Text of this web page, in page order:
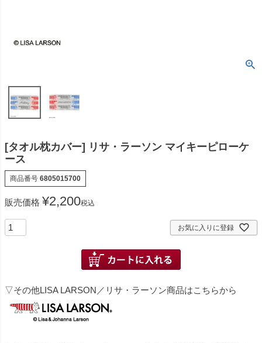
[タオル枕カバー] リサ・ラーソン マイキーピローケ
ース
商品番号 6805015700
販売価格 ¥2,200税込
お気に入りに登録
▽その他LISA LARSON／リサ・ラーソン商品はこちらから